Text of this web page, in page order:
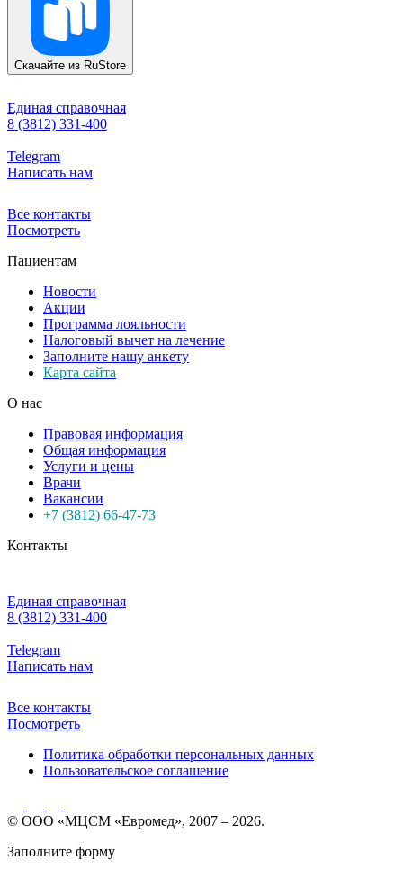
Скачайте из RuStore
Единая справочная
8 (3812) 331-400
Telegram
Написать нам
Все контакты
Посмотреть
Пациентам
Новости
Акции
Программа лояльности
Налоговый вычет на лечение
Заполните нашу анкету
Карта сайта
О нас
Правовая информация
Общая информация
Услуги и цены
Врачи
Вакансии
+7 (3812) 66-47-73
Контакты
Единая справочная
8 (3812) 331-400
Telegram
Написать нам
Все контакты
Посмотреть
Политика обработки персональных данных
Пользовательское соглашение
© ООО «МЦСМ «Евромед», 2007 – 2026.
Заполните форму